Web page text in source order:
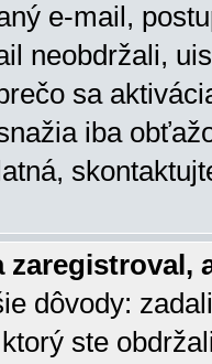
e-mail,
neobdržali,
sa
iba
dôvody:
ste